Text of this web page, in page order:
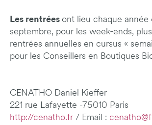
Les rentrées ont lieu chaque année
septembre, pour les week-ends,
rentrées annuelles en cursus «
pour les Conseillers en Boutiques
CENATHO Daniel Kieffer
221 rue Lafayette -75010 Paris
http://cenatho.fr / Email :